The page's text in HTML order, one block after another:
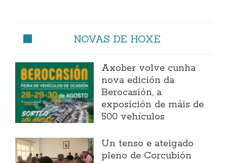
NOVAS DE HOXE
Axober volve cunha
nova edición da
Berocasión, a
exposición de máis de
500 vehículos
Un tenso e ateigado
pleno de Corcubión